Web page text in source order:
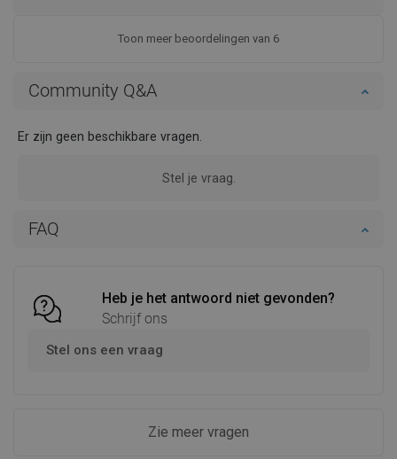
FAQ
Heb je het antwoord niet gevonden?
Schrijf ons
Stel ons een vraag
Zie meer vragen
Toon meer beoordelingen van 6
Community Q&A
Er zijn geen beschikbare vragen.
Stel je vraag.